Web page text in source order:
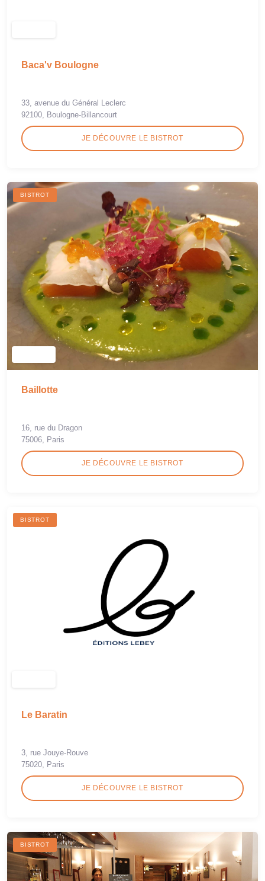
Baca'v Boulogne
33, avenue du Général Leclerc
92100, Boulogne-Billancourt
JE DÉCOUVRE LE BISTROT
BISTROT
Baillotte
16, rue du Dragon
75006, Paris
JE DÉCOUVRE LE BISTROT
BISTROT
Le Baratin
3, rue Jouye-Rouve
75020, Paris
JE DÉCOUVRE LE BISTROT
BISTROT